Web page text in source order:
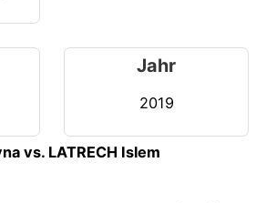
Jahr
2019
vs. LATRECH Islem